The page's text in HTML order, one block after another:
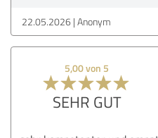
22.05.2026 Anonym
5,00 von 5
SEHR GUT